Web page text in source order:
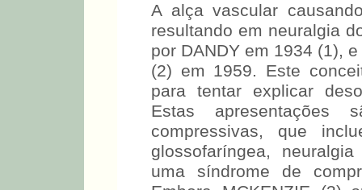
A alça vascular
resultando em neuralgia
por DANDY em 1934
MIKLOS (2) em 1959.
ampliado para tentar
cranianos. Estas
síndromes
neuralgia
recentemente, uma